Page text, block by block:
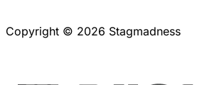
Copyright © 2026 Stagmadness